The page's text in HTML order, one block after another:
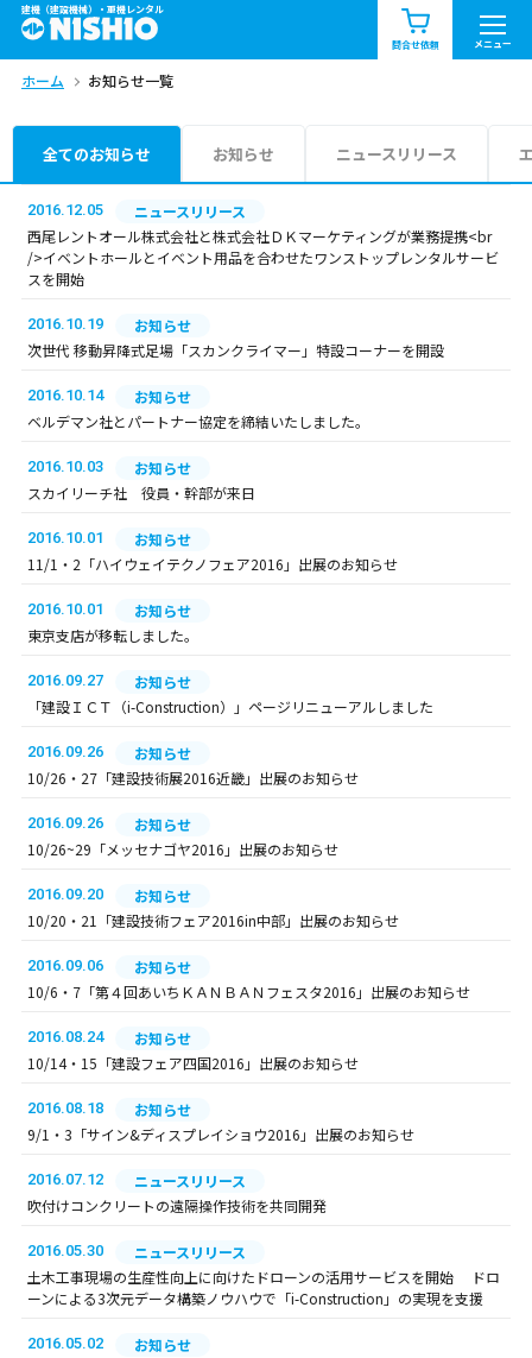
建機（建設機械）・重機レンタル
問合せ依頼 メニュー
商品一覧 お知らせ一覧
問合せ依頼リスト
エリア情報を見る
中部 関西 中国・四国
九州・沖縄（外部）
ホーム お知らせ一覧
全てのお知らせ お知らせ ニュースリリース
2016.12.05
ニュースリリース
西尾レントオール株式会社と株式会社ＤＫマーケティングが業務提携<br
/>イベントホールとイベント用品を合わせたワンストップレンタルサービ
スを開始
2016.10.19
お知らせ
次世代 移動昇降式足場「スカンクライマー」特設コーナーを開設
2016.10.14
お知らせ
ベルデマン社とパートナー協定を締結いたしました。
2016.10.03
お知らせ
スカイリーチ社 役員・幹部が来日
2016.10.01
お知らせ
11/1・2「ハイウェイテクノフェア2016」出展のお知らせ
2016.10.01
お知らせ
東京支店が移転しました。
2016.09.27
お知らせ
「建設ＩＣＴ（i-Construction）」ページリニューアルしました
2016.09.26
お知らせ
10/26・27「建設技術展2016近畿」出展のお知らせ
2016.09.26
お知らせ
10/26~29「メッセナゴヤ2016」出展のお知らせ
2016.09.20
お知らせ
10/20・21「建設技術フェア2016in中部」出展のお知らせ
2016.09.06
お知らせ
10/6・7「第４回あいちＫＡＮＢＡＮフェスタ2016」出展のお知らせ
2016.08.24
お知らせ
10/14・15「建設フェア四国2016」出展のお知らせ
2016.08.18
お知らせ
9/1・3「サイン&ディスプレイショウ2016」出展のお知らせ
2016.07.12
ニュースリリース
吹付けコンクリートの遠隔操作技術を共同開発
2016.05.30
ニュースリリース
土木工事現場の生産性向上に向けたドローンの活用サービスを開始 ドロ
ーンによる3次元データ構築ノウハウで「i-Construction」の実現を支援
2016.05.02
お知らせ